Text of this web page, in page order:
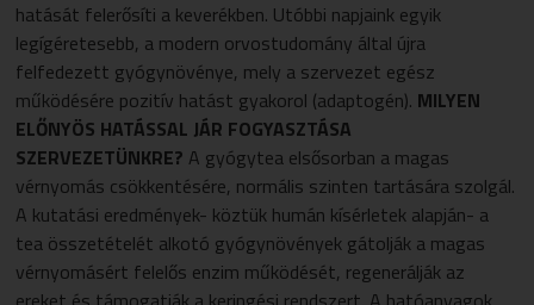
hatását felerősíti a keverékben. Utóbbi napjaink egyik
legígéretesebb, a modern orvostudomány által újra
felfedezett gyógynövénye, mely a szervezet egész
működésére pozitív hatást gyakorol (adaptogén). MILYEN
ELŐNYÖS HATÁSSAL JÁR FOGYASZTÁSA
SZERVEZETÜNKRE? A gyógytea elsősorban a magas
vérnyomás csökkentésére, normális szinten tartására szolgál.
A kutatási eredmények- köztük humán kísérletek alapján- a
tea összetételét alkotó gyógynövények gátolják a magas
vérnyomásért felelős enzim működését, regenerálják az